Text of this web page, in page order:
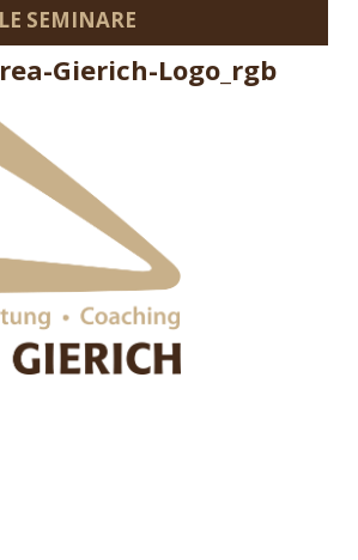
SEMINARE
Gierich-Logo_rgb